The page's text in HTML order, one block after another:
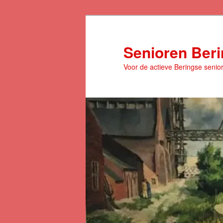
Senioren
Voor de actieve Beringse